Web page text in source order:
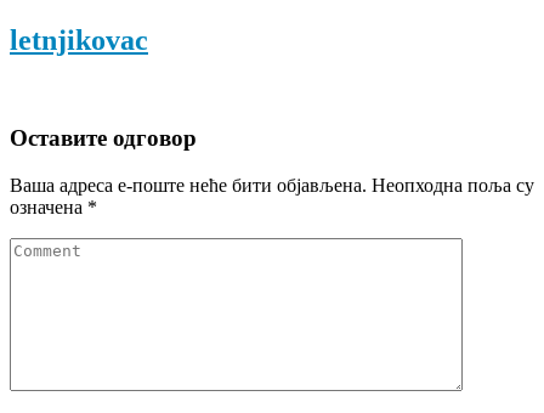
letnjikovac
Оставите одговор
Ваша адреса е-поште неће бити објављена. Неопходна поља су
означена *
Comment